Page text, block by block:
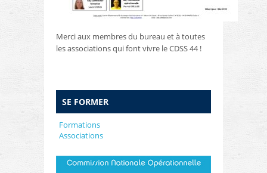
Merci aux membres du bureau et à toutes
les associations qui font vivre le CDSS 44 !
SE FORMER
Formations
Associations